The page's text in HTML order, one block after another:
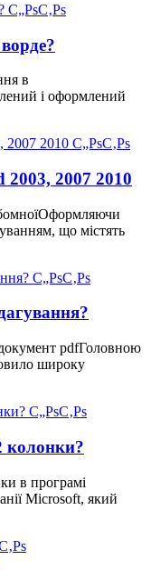
в
і оформлений
2003, 2007 2010
що містять
документ pdfГоловною
широку
колонки?
в програмі
Microsoft, який